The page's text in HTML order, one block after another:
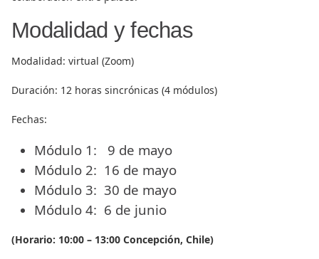
Modalidad y fechas
Modalidad: virtual (Zoom)
Duración: 12 horas sincrónicas (4 módulos)
Fechas:
Módulo 1: 9 de mayo
Módulo 2: 16 de mayo
Módulo 3: 30 de mayo
Módulo 4: 6 de junio
(Horario: 10:00 – 13:00 Concepción, Chile)